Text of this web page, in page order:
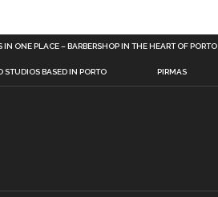
ONE PLACE – BARBERSHOP IN THE HEART OF PORTO
STUDIOS BASED IN PORTO PIRMAS